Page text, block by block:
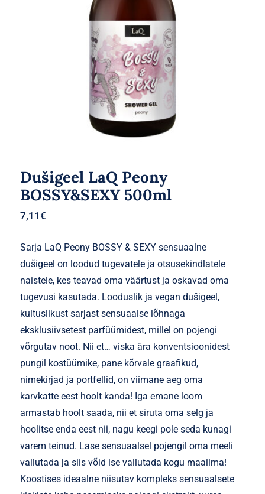
Dušigeel LaQ Peony
BOSSY&SEXY 500ml
7,11€
Sarja LaQ Peony BOSSY & SEXY sensuaalne
dušigeel on loodud tugevatele ja otsusekindlatele
naistele, kes teavad oma väärtust ja oskavad oma
tugevusi kasutada. Looduslik ja vegan dušigeel,
kultuslikust sarjast sensuaalse lõhnaga
eksklusiivsetest parfüümidest, millel on pojengi
võrgutav noot. Nii et… viska ära konventsioonidest
pungil kostüümike, pane kõrvale graafikud,
nimekirjad ja portfellid, on viimane aeg oma
karvkatte eest hoolt kanda! Iga emane loom
armastab hoolt saada, nii et siruta oma selg ja
hoolitse enda eest nii, nagu keegi pole seda kunagi
varem teinud. Lase sensuaalsel pojengil oma meeli
vallutada ja siis võid ise vallutada kogu maailma!
Koostises ideaalne niisutav kompleks sensuaalsete